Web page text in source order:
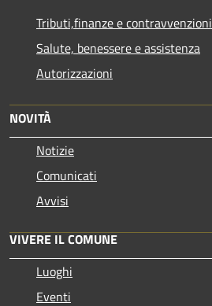
Tributi,finanze e contravvenzioni
Salute, benessere e assistenza
Autorizzazioni
NOVITÀ
Notizie
Comunicati
Avvisi
VIVERE IL COMUNE
Luoghi
Eventi